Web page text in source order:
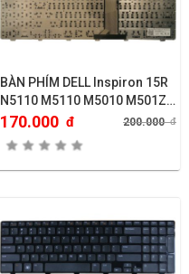
BÀN PHÍM DELL Inspiron 15R
N5110 M5110 M5010 M501Z
M511R..
170.000 đ 200.000đ